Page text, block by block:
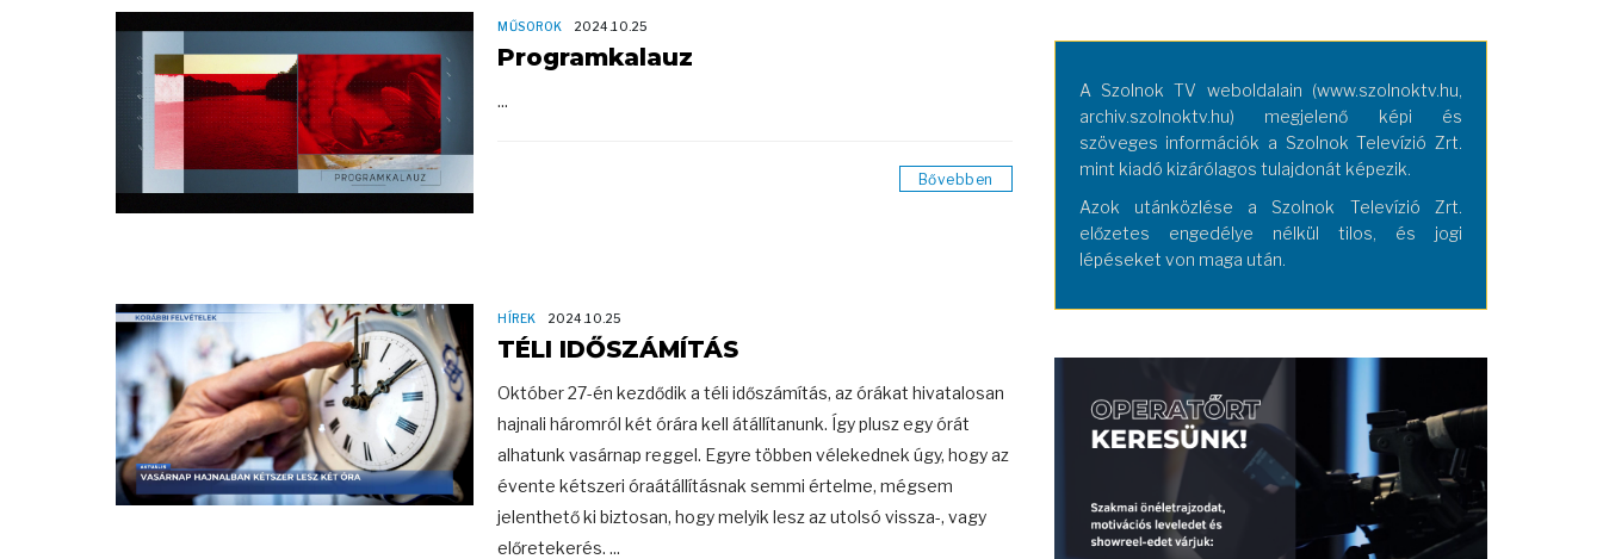
MŰSOROK 2024.10.25
Programkalauz
...
Bővebben
HÍREK 2024.10.25
TÉLI IDŐSZÁMÍTÁS
Október 27-én kezdődik a téli időszámítás, az órákat hivatalosan
hajnali háromról két órára kell átállítanunk. Így plusz egy órát
alhatunk vasárnap reggel. Egyre többen vélekednek úgy, hogy az
évente kétszeri óraátállításnak semmi értelme, mégsem
jelenthető ki biztosan, hogy melyik lesz az utolsó vissza-, vagy
előretekerés. ...
A Szolnok TV weboldalain (www.szolnoktv.hu,
archiv.szolnoktv.hu) megjelenő képi és
szöveges információk a Szolnok Televízió Zrt.
mint kiadó kizárólagos tulajdonát képezik.
Azok utánközlése a Szolnok Televízió Zrt.
előzetes engedélye nélkül tilos, és jogi
lépéseket von maga után.